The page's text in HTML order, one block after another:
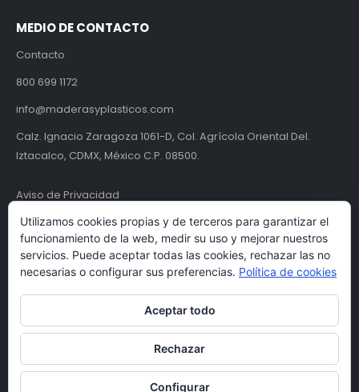
MEDIO DE CONTACTO
Contacto
800 699 1172
info@maderasyplasticos.com
Calz. Ignacio Zaragoza 1061-D, Col. Agrícola Oriental Del.
Iztacalco, CDMX, México C.P. 08500.
Aviso de Privacidad
Términos y condiciones
© Maderas y Plásticos S.A. de C.V. | MYPSA 2024. Todos los derechos
Utilizamos cookies propias y de terceros para garantizar el
funcionamiento de la web, medir su uso y mejorar nuestros
servicios. Puede aceptar todas las cookies, rechazar las no
necesarias o configurar sus preferencias. Política de cookies
Aceptar todo
Rechazar
Configurar